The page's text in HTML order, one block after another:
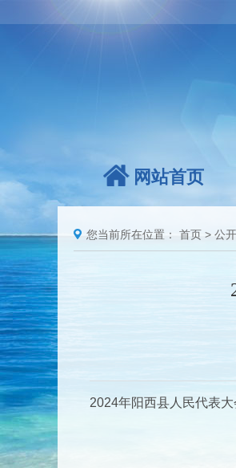
网站首页
您当前所在位置： 首页 > 公开
2024年阳西县人民代表